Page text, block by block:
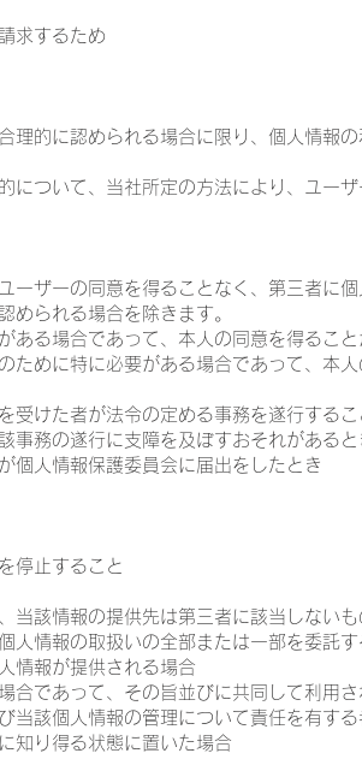
求するため
理的に認められる場合に限り、個人情報
について、当社所定の方法により、ユー
ーザーの同意を得ることなく、第三者に
められる場合を除きます。
ある場合であって、本人の同意を得るこ
ために特に必要がある場合であって、本
受けた者が法令の定める事務を遂行する
事務の遂行に支障を及ぼすおそれがあると
個人情報保護委員会に届出をしたとき
停止すること
該情報の提供先は第三者に該当しないも
人情報の取扱いの全部または一部を委託す
情報が提供される場合
合であって、その旨並びに共同して利用
当該個人情報の管理について責任を有す
知り得る状態に置いた場合